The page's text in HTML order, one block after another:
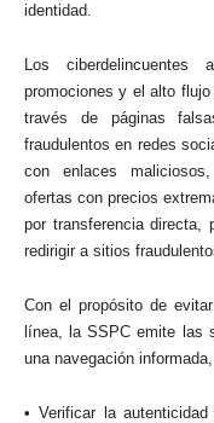
identidad.
Los
promociones y el alto
través de páginas
fraudulentos en redes
con enlaces
ofertas con precios
por transferencia directa,
redirigir a sitios
Con el propósito de
línea, la SSPC emite las
una navegación
• Verificar la